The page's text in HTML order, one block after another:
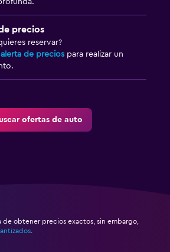
precios
reservar?
de precios para realizar un
ofertas de auto
de obtener precios exactos, sin embargo,
.